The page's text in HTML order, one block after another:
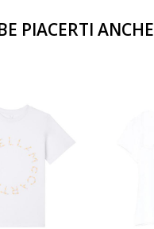
PIACERTI ANCHE